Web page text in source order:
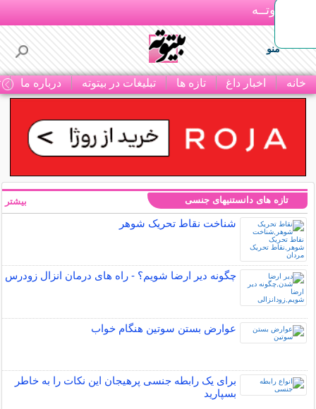
بـیتوتــه
منو
خانه اخبار داغ تازه ها تبلیغات در بیتوته درباره ما
تازه های دانستنیهای جنسی
شناخت نقاط تحریک شوهر
چگونه دیر ارضا شویم؟ - راه های درمان انزال زودرس
عوارض بستن سوتین هنگام خواب
برای یک رابطه جنسی پرهیجان این نکات را به خاطر
بسپارید
بیشتر